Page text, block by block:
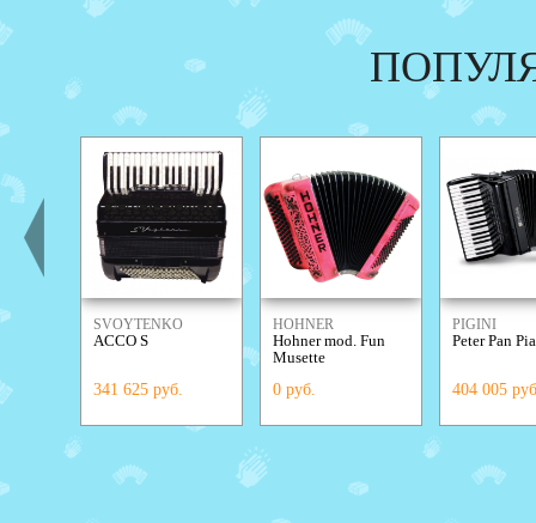
SVOYTENKO
ACCORDIONS
ACCO S
341 625 руб.
HOHNER
Hohner mod. Fun
Musette
0 руб.
PIGINI
Peter Pan
404 005